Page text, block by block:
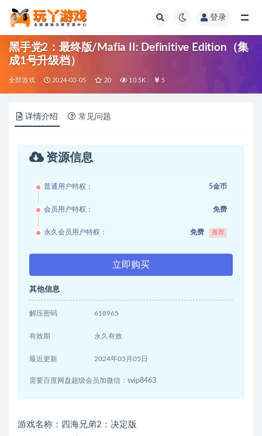
登录
黑手党2：最终版/Mafia II: Definitive Edition（集
成1号升级档）
全部游戏 2024-03-05 20 10.5K 5
详情介绍 常见问题
资源信息
普通用户特权： 5金币
会员用户特权： 免费
永久会员用户特权： 免费 推荐
立即购买
其他信息
解压密码 618965
有效期 永久有效
最近更新 2024年03月05日
需要百度网盘超级会员加微信：svip8463
游戏名称：四海兄弟2：决定版